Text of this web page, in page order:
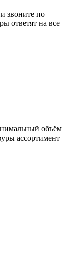
звоните по
ответят на все
объём
ассортимент